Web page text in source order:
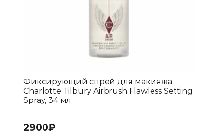
Фиксирующий спрей для макияжа
Charlotte Tilbury Airbrush Flawless Setting
Spray, 34 мл
2900₽